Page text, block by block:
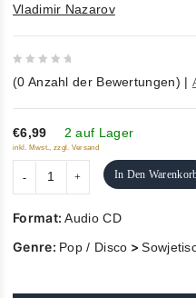
Vladimir Nazarov
out
of
5
(0 Anzahl der Bewertungen) |
€6,99 2 auf Lager
inkl. Mwst., zzgl. Versand
In Den
Format:Audio CD
Genre: Pop / Disco >